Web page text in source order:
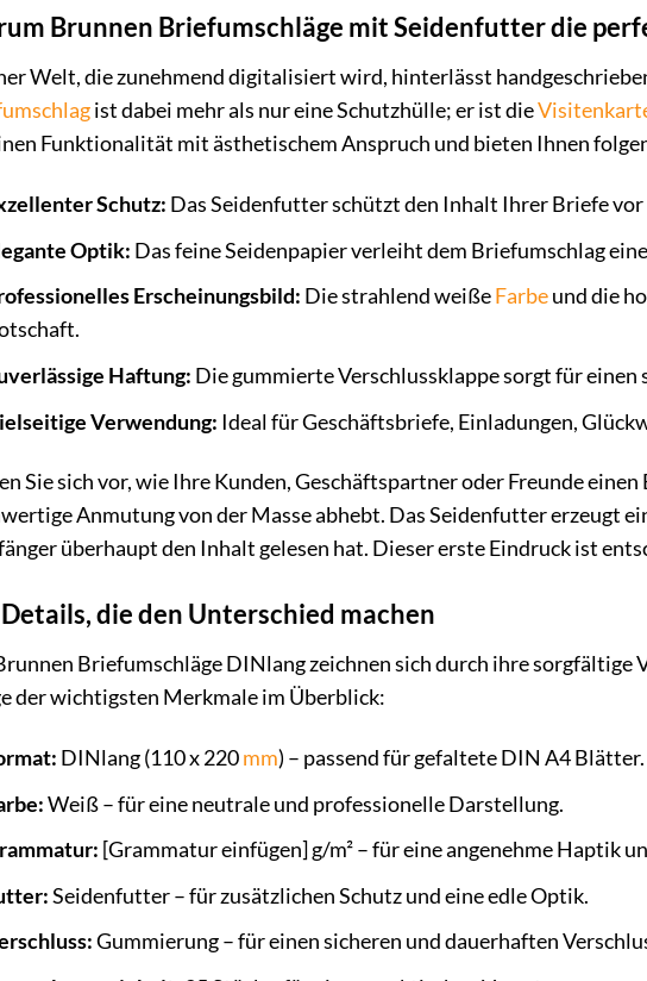
Brunnen Briefumschläge mit Seidenfutter die
Welt, die zunehmend digitalisiert wird, hinterlässt
ist dabei mehr als nur eine Schutzhülle; er ist die
Funktionalität mit ästhetischem Anspruch und bieten Ihnen
Schutz: Das Seidenfutter schützt den Inhalt Ihrer Briefe
Optik: Das feine Seidenpapier verleiht dem Briefumschlag
Erscheinungsbild: Die strahlend weißeFarbeund die
Haftung: Die gummierte Verschlussklappe sorgt für
Verwendung: Ideal für Geschäftsbriefe, Einladungen,
Sie sich vor, wie Ihre Kunden, Geschäftspartner oder Freunde
Anmutung von der Masse abhebt. Das Seidenfutter erzeugt
überhaupt den Inhalt gelesen hat. Dieser erste Eindruck ist
die den Unterschied machen
Briefumschläge DINlang zeichnen sich durch ihre
der wichtigsten Merkmale im Überblick:
DINlang (110 x 220mm) – passend für gefaltete DIN A4 Blätter.
Weiß – für eine neutrale und professionelle Darstellung.
[Grammatur einfügen] g/m² – für eine angenehme Haptik
Seidenfutter – für zusätzlichen Schutz und eine edle Optik.
Gummierung – für einen sicheren und dauerhaften